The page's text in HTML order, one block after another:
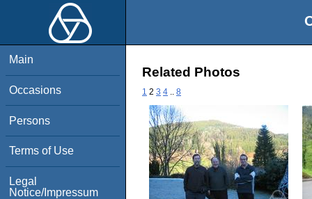
Main
Occasions
Persons
Terms of Use
Legal
Notice/Impressum
Related Photos
1 2 3 4 8